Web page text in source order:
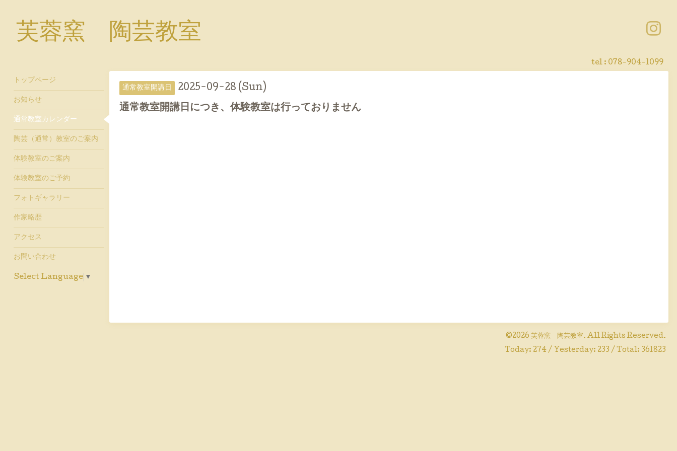
芙蓉窯 陶芸教室
tel : 078-904-1099
通常教室開講日 2025-09-28 (Sun)
通常教室開講日につき、体験教室は行っておりません
©2026 芙蓉窯 陶芸教室. All Rights Reserved.
Today: 274 / Yesterday: 233 / Total: 361823
トップページ
お知らせ
通常教室カレンダー
陶芸（通常）教室のご案内
体験教室のご案内
体験教室のご予約
フォトギャラリー
作家略歴
アクセス
お問い合わせ
Select Language ▼